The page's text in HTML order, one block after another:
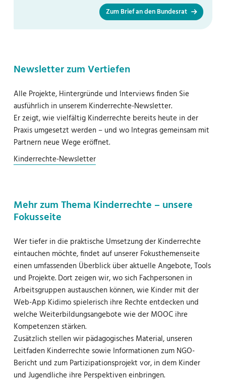
Zum Brief an den Bundesrat
Newsletter zum Vertiefen
Alle Projekte, Hintergründe und Interviews finden Sie
ausführlich in unserem Kinderrechte-Newsletter.
Er zeigt, wie vielfältig Kinderrechte bereits heute in der
Praxis umgesetzt werden – und wo Integras gemeinsam mit
Partnern neue Wege eröffnet.
Kinderrechte-Newsletter
Mehr zum Thema Kinderrechte – unsere
Fokusseite
Wer tiefer in die praktische Umsetzung der Kinderrechte
eintauchen möchte, findet auf unserer Fokusthemenseite
einen umfassenden Überblick über aktuelle Angebote, Tools
und Projekte. Dort zeigen wir, wo sich Fachpersonen in
Arbeitsgruppen austauschen können, wie Kinder mit der
Web-App Kidimo spielerisch ihre Rechte entdecken und
welche Weiterbildungsangebote wie der MOOC ihre
Kompetenzen stärken.
Zusätzlich stellen wir pädagogisches Material, unseren
Leitfaden Kinderrechte sowie Informationen zum NGO-
Bericht und zum Partizipationsprojekt vor, in dem Kinder
und Jugendliche ihre Perspektiven einbringen.